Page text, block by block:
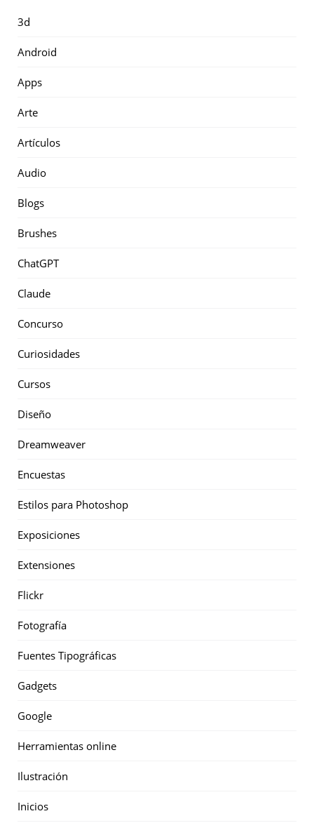
3d
Android
Apps
Arte
Artículos
Audio
Blogs
Brushes
ChatGPT
Claude
Concurso
Curiosidades
Cursos
Diseño
Dreamweaver
Encuestas
Estilos para Photoshop
Exposiciones
Extensiones
Flickr
Fotografía
Fuentes Tipográficas
Gadgets
Google
Herramientas online
Ilustración
Inicios